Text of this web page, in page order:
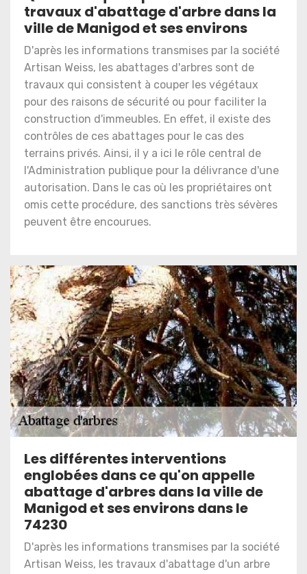
travaux d'abattage d'arbre dans la
ville de Manigod et ses environs
D'après les informations transmises par la société
Artisan Weiss, les abattages d'arbres sont de
travaux qui consistent à couper les végétaux
pour des raisons de sécurité ou pour faciliter la
construction d'immeubles. En effet, il existe des
contrôles de ces abattages pour le cas des
terrains privés. Ainsi, il y a ici le rôle central de
l'Administration publique pour la délivrance d'une
autorisation. Dans le cas où les propriétaires ont
omis cette procédure, des sanctions très sévères
peuvent être encourues.
Les différentes interventions
englobées dans ce qu'on appelle
abattage d'arbres dans la ville de
Manigod et ses environs dans le
74230
D'après les informations transmises par la société
Artisan Weiss, les travaux d'abattage d'un arbre